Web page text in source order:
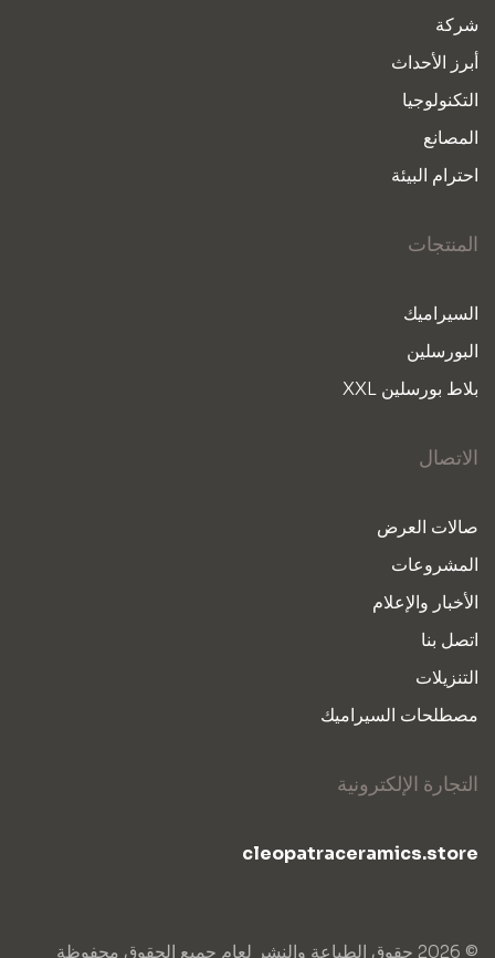
شركة
أبرز الأحداث
التكنولوجيا
المصانع
احترام البيئة
المنتجات
السيراميك
البورسلين
بلاط بورسلين XXL
الاتصال
صالات العرض
المشروعات
الأخبار والإعلام
اتصل بنا
التنزيلات
مصطلحات السيراميك
التجارة الإلكترونية
cleopatraceramics.store
© 2026 حقوق الطباعة والنشر لعام جميع الحقوق محفوظة